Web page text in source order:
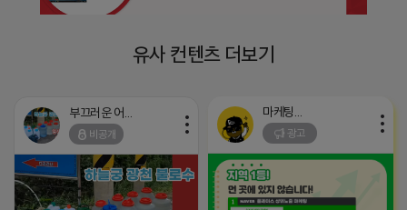
유사 컨텐츠 더보기
비공개 광고